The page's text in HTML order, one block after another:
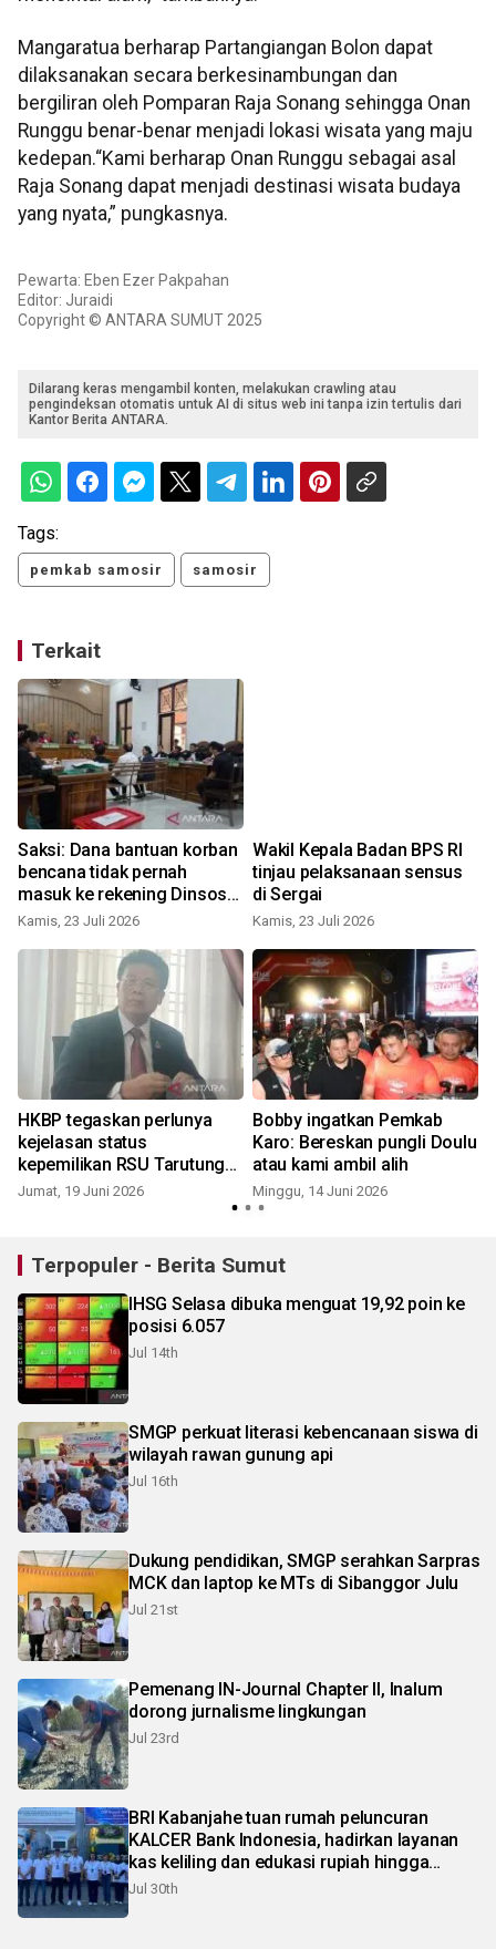
Mangaratua berharap Partangiangan Bolon dapat
dilaksanakan secara berkesinambungan dan
bergiliran oleh Pomparan Raja Sonang sehingga Onan
Runggu benar-benar menjadi lokasi wisata yang maju
kedepan.“Kami berharap Onan Runggu sebagai asal
Raja Sonang dapat menjadi destinasi wisata budaya
yang nyata,” pungkasnya.
Pewarta: Eben Ezer Pakpahan
Editor: Juraidi
Copyright © ANTARA SUMUT 2025
Dilarang keras mengambil konten, melakukan crawling atau
pengindeksan otomatis untuk AI di situs web ini tanpa izin tertulis dari
Kantor Berita ANTARA.
Tags:
pemkab samosir samosir
Terkait
Saksi: Dana bantuan korban
bencana tidak pernah
masuk ke rekening Dinsos
Samosir
Kamis, 23 Juli 2026
Wakil Kepala Badan BPS RI
tinjau pelaksanaan sensus
di Sergai
Kamis, 23 Juli 2026
HKBP tegaskan perlunya
kejelasan status
kepemilikan RSU Tarutung
berdasarkan dokumen
Jumat, 19 Juni 2026
Bobby ingatkan Pemkab
Karo: Bereskan pungli Doulu
atau kami ambil alih
Minggu, 14 Juni 2026
Terpopuler - Berita Sumut
IHSG Selasa dibuka menguat 19,92 poin ke
posisi 6.057
Jul 14th
SMGP perkuat literasi kebencanaan siswa di
wilayah rawan gunung api
Jul 16th
Dukung pendidikan, SMGP serahkan Sarpras
MCK dan laptop ke MTs di Sibanggor Julu
Jul 21st
Pemenang IN-Journal Chapter II, Inalum
dorong jurnalisme lingkungan
Jul 23rd
BRI Kabanjahe tuan rumah peluncuran
KALCER Bank Indonesia, hadirkan layanan
kas keliling dan edukasi rupiah hingga
pelosok Karo
Jul 30th